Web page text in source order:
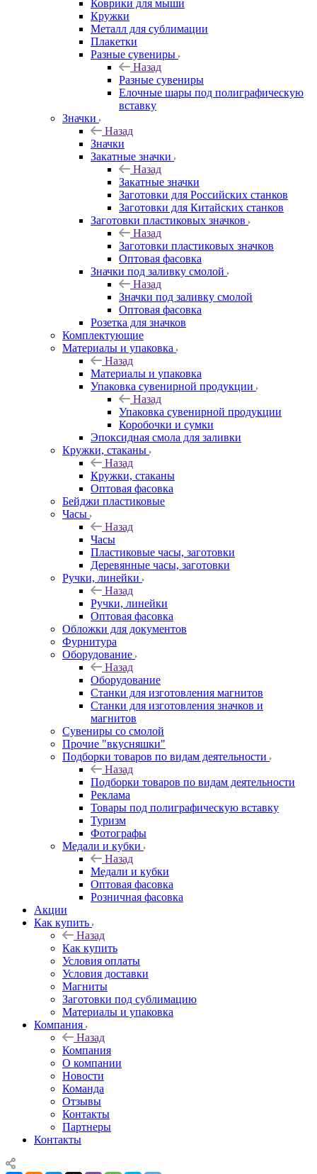
Коврики для мыши
Кружки
Металл для сублимации
Плакетки
Разные сувениры
Назад
Разные сувениры
Елочные шары под полиграфическую
вставку
Значки
Назад
Значки
Закатные значки
Назад
Закатные значки
Заготовки для Российских станков
Заготовки для Китайских станков
Заготовки пластиковых значков
Назад
Заготовки пластиковых значков
Оптовая фасовка
Значки под заливку смолой
Назад
Значки под заливку смолой
Оптовая фасовка
Розетка для значков
Комплектующие
Материалы и упаковка
Назад
Материалы и упаковка
Упаковка сувенирной продукции
Назад
Упаковка сувенирной продукции
Коробочки и сумки
Эпоксидная смола для заливки
Кружки, стаканы
Назад
Кружки, стаканы
Оптовая фасовка
Бейджи пластиковые
Часы
Назад
Часы
Пластиковые часы, заготовки
Деревянные часы, заготовки
Ручки, линейки
Назад
Ручки, линейки
Оптовая фасовка
Обложки для документов
Фурнитура
Оборудование
Назад
Оборудование
Станки для изготовления магнитов
Станки для изготовления значков и
магнитов
Сувениры со смолой
Прочие "вкусняшки"
Подборки товаров по видам деятельности
Назад
Подборки товаров по видам деятельности
Реклама
Товары под полиграфическую вставку
Туризм
Фотографы
Медали и кубки
Назад
Медали и кубки
Оптовая фасовка
Розничная фасовка
Акции
Как купить
Назад
Как купить
Условия оплаты
Условия доставки
Магниты
Заготовки под сублимацию
Материалы и упаковка
Компания
Назад
Компания
О компании
Новости
Команда
Отзывы
Контакты
Партнеры
Контакты